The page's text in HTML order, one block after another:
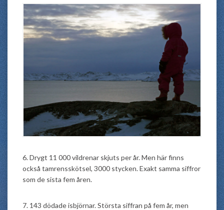
6. Drygt 11 000 vildrenar skjuts per år. Men här finns
också tamrensskötsel, 3000 stycken. Exakt samma siffror
som de sista fem åren.
7. 143 dödade isbjörnar. Största siffran på fem år, men